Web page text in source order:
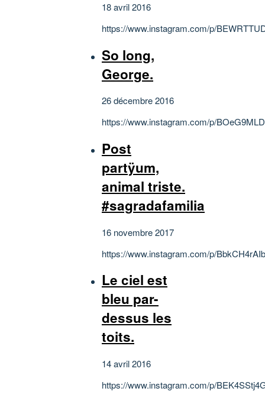
18 avril 2016
https://www.instagram.com/p/
So long,
George.
26 décembre 2016
https://www.instagram.com/p/
Post
partÿum,
animal triste.
#sagradafamilia
16 novembre 2017
https://www.instagram.com/p/
Le ciel est
bleu par-
dessus les
toits.
14 avril 2016
https://www.instagram.com/p/